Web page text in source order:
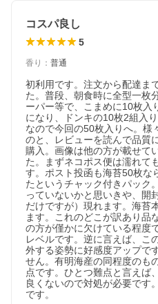
コスパ良し
5
香り ： 普通
初利用です。注文から配達ま
た。普段、朝食時に全型一枚
ーパー等で、こまめに10枚入
になり、ドンキの10枚2組入
なので今回の50枚入りへ。様
のと、レビューを読んで品質
購入。画像は他の方が載せて
た。まずネコポス便は濡れて
す。ポスト投函も海苔50枚な
たというチャック付きパック
っていないかと思いきや、開
だけですが）現れます。海苔
ます。これのどこが訳あり品
の方が僅かに欠けている程度
レベルです。逆に言えば、こ
外する姿勢に好感度アップで
せん。有明海産の同程度のも
点です。ひとつ難点と言えば
良くないので対処が必要です
です。